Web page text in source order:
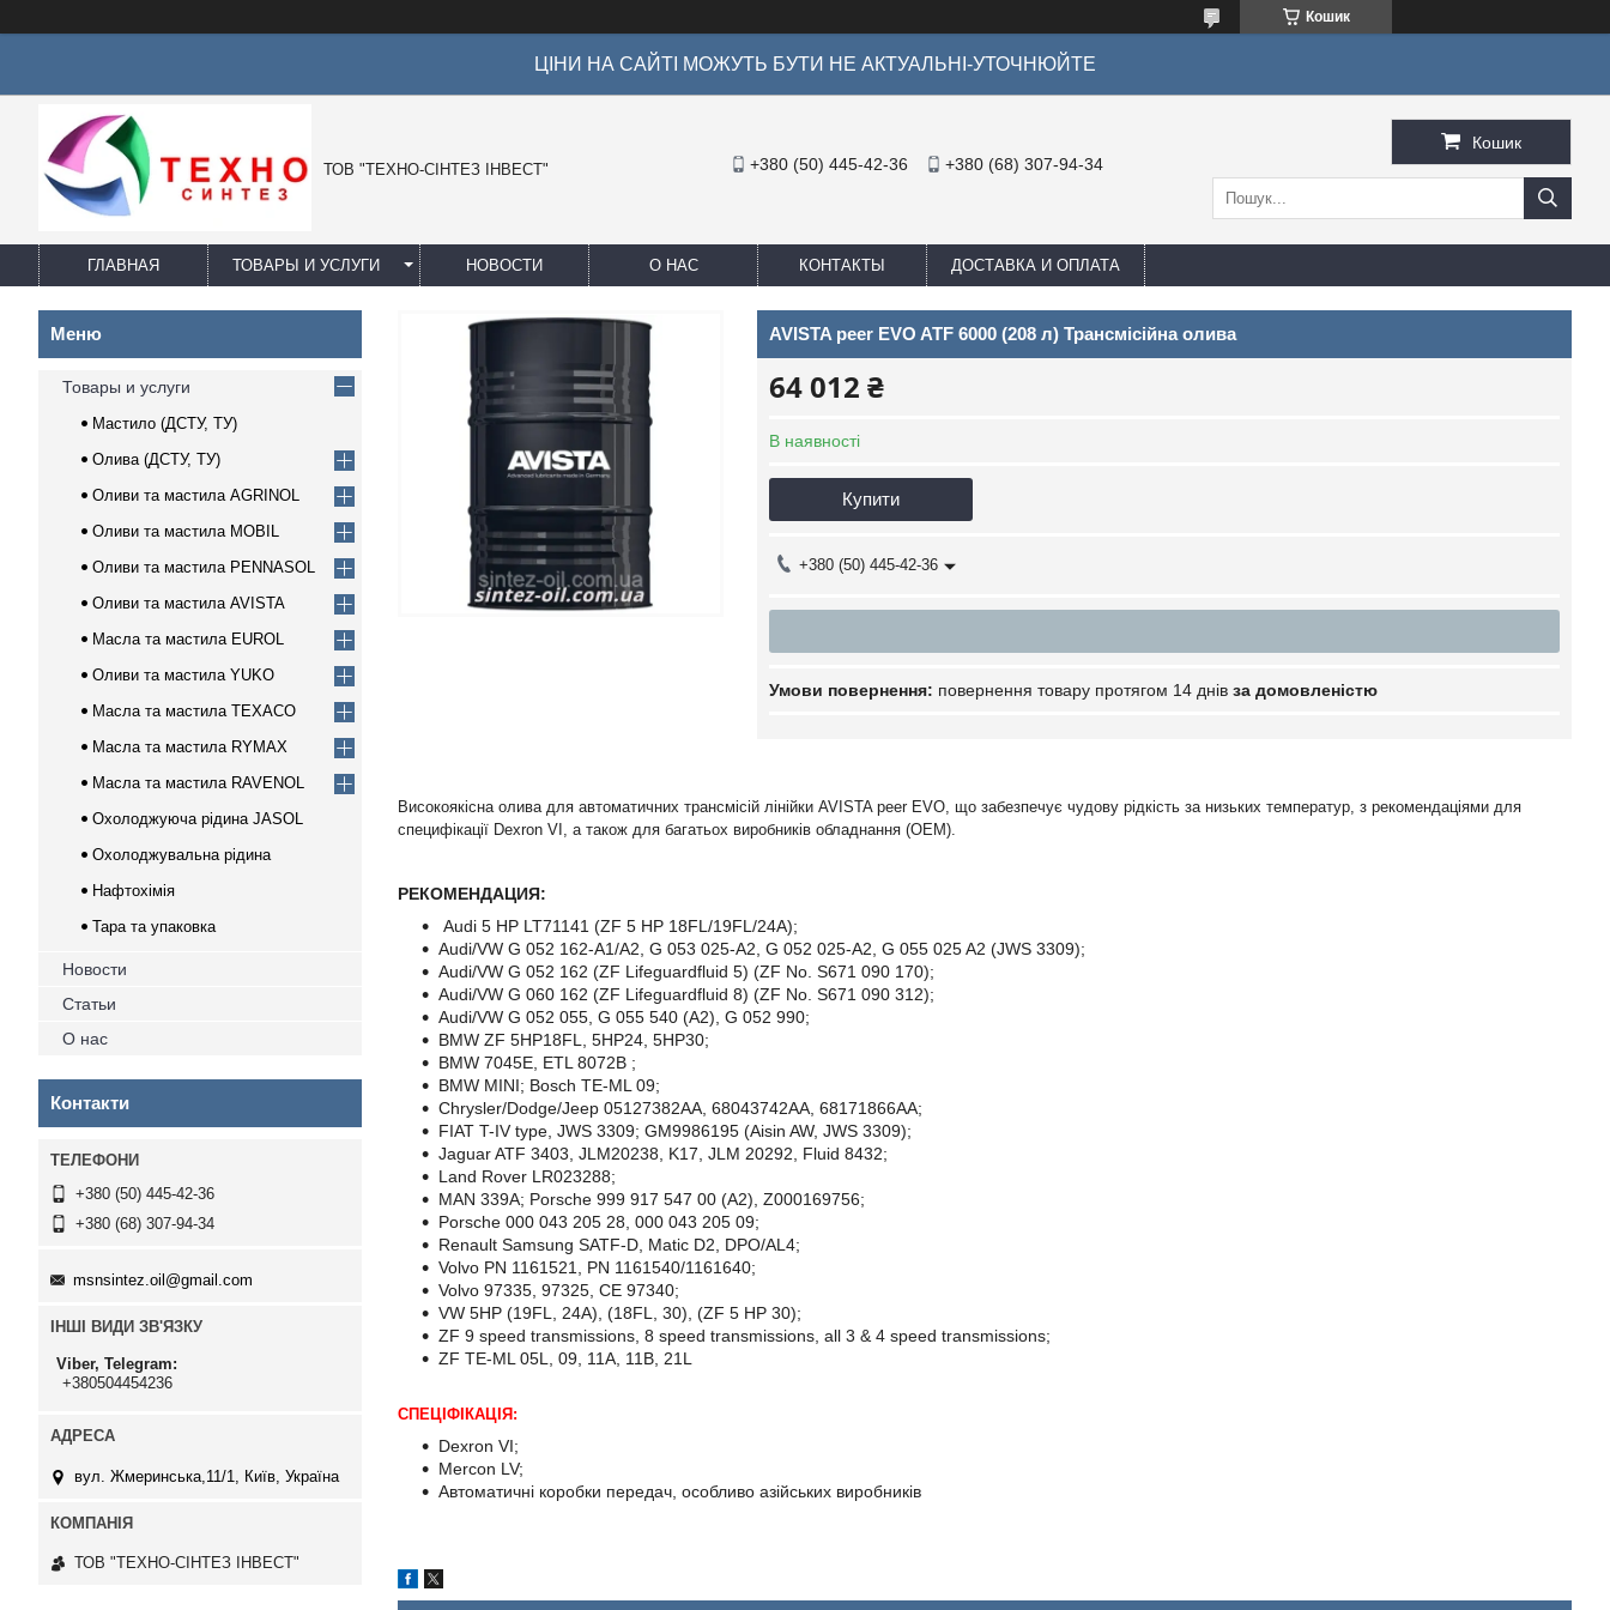
Кошик
ЦІНИ НА САЙТІ МОЖУТЬ БУТИ НЕ АКТУАЛЬНІ-УТОЧНЮЙТЕ
ТОВ "ТЕХНО-СІНТЕЗ ІНВЕСТ" +380 (50) 445-42-36 +380 (68) 307-94-34
Кошик
ГЛАВНАЯ ТОВАРЫ И УСЛУГИ НОВОСТИ О НАС КОНТАКТЫ ДОСТАВКА И ОПЛАТА
AVISTA peer EVO ATF 6000 (208 л) Трансмісійна олива
64 012 ₴
В наявності
Купити
+380 (50) 445-42-36
повернення товару протягом 14 днів за домовленістю
Високоякісна олива для автоматичних трансмісій лінійки AVISTA peer EVO, що забезпечує чудову рідкість за низьких температур, з рекомендаціями для
специфікації Dexron VI, а також для багатьох виробників обладнання (ОЕМ).
РЕКОМЕНДАЦИЯ:
Audi 5 HP LT71141 (ZF 5 HP 18FL/19FL/24A);
Audi/VW G 052 162-A1/A2, G 053 025-A2, G 052 025-A2, G 055 025 A2 (JWS 3309);
Audi/VW G 052 162 (ZF Lifeguardfluid 5) (ZF No. S671 090 170);
Audi/VW G 060 162 (ZF Lifeguardfluid 8) (ZF No. S671 090 312);
Audi/VW G 052 055, G 055 540 (A2), G 052 990;
BMW ZF 5HP18FL, 5HP24, 5HP30;
BMW 7045E, ETL 8072B ;
BMW MINI; Bosch TE-ML 09;
Chrysler/Dodge/Jeep 05127382AA, 68043742AA, 68171866AA;
FIAT T-IV type, JWS 3309; GM9986195 (Aisin AW, JWS 3309);
Jaguar ATF 3403, JLM20238, K17, JLM 20292, Fluid 8432;
Land Rover LR023288;
MAN 339A; Porsche 999 917 547 00 (A2), Z000169756;
Porsche 000 043 205 28, 000 043 205 09;
Renault Samsung SATF-D, Matic D2, DPO/AL4;
Volvo PN 1161521, PN 1161540/1161640;
Volvo 97335, 97325, CE 97340;
VW 5HP (19FL, 24A), (18FL, 30), (ZF 5 HP 30);
ZF 9 speed transmissions, 8 speed transmissions, all 3 & 4 speed transmissions;
ZF TE-ML 05L, 09, 11A, 11B, 21L
СПЕЦІФІКАЦІЯ:
Dexron VI;
Mercon LV;
Автоматичні коробки передач, особливо азійських виробників
Товары и услуги
Мастило (ДСТУ, ТУ)
Олива (ДСТУ, ТУ)
Оливи та мастила AGRINOL
Оливи та мастила MOBIL
Оливи та мастила PENNASOL
Оливи та мастила AVISTA
Масла та мастила EUROL
Оливи та мастила YUKO
Масла та мастила TEXACO
Масла та мастила RYMAX
Масла та мастила RAVENOL
Охолоджуюча рідина JASOL
Охолоджувальна рідина
Нафтохімія
Тара та упаковка
Новости
Статьи
О нас
Контакти
+380 (50) 445-42-36
+380 (68) 307-94-34
msnsintez.oil@gmail.com
ІНШІ ВИДИ ЗВ'ЯЗКУ
Viber, Telegram
+380504454236
вул. Жмеринська,11/1, Київ, Україна
ТОВ "ТЕХНО-СІНТЕЗ ІНВЕСТ"